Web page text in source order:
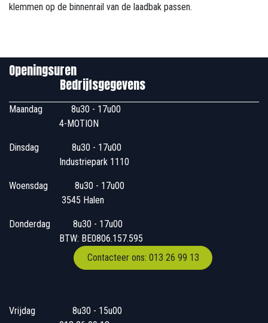
klemmen op de binnenrail van de laadbak passen.
Openingsuren
Bedrijfsgegevens
Maandag
​8u30 - 17u00
4-MOTION
Dinsdag
​8u30 - 17u00
Industriepark 1110
Woensdag
​​​ 8u30 - 17u00
3545 Halen
Donderdag
​​8u30 - 17u00
BTW: BE0806.157.595
Contacteer ons: 013 26 99 13
Vrijdag
​8u30 - 15u00